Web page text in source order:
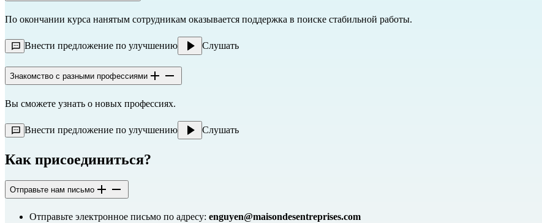
По окончании курса нанятым сотрудникам оказывается поддержка в поиске стабильной работы.
Внести предложение по улучшению Слушать
Знакомство с разными профессиями
Вы сможете узнать о новых профессиях.
Внести предложение по улучшению Слушать
Как присоединиться?
Отправьте нам письмо
Отправьте электронное письмо по адресу: enguyen@maisondesentreprises.com